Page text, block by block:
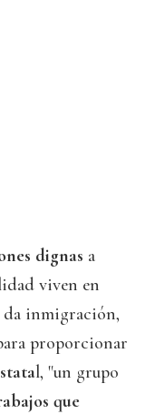
dignas a
viven en
inmigración,
proporcionar
l, "un grupo
que